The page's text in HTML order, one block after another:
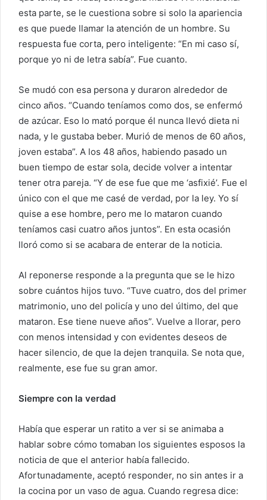
esta parte, se le cuestiona sobre si solo la apariencia
es que puede llamar la atención de un hombre. Su
respuesta fue corta, pero inteligente: “En mi caso sí,
porque yo ni de letra sabía”. Fue cuanto.
Se mudó con esa persona y duraron alrededor de
cinco años. “Cuando teníamos como dos, se enfermó
de azúcar. Eso lo mató porque él nunca llevó dieta ni
nada, y le gustaba beber. Murió de menos de 60 años,
joven estaba”. A los 48 años, habiendo pasado un
buen tiempo de estar sola, decide volver a intentar
tener otra pareja. “Y de ese fue que me ‘asfixié’. Fue el
único con el que me casé de verdad, por la ley. Yo sí
quise a ese hombre, pero me lo mataron cuando
teníamos casi cuatro años juntos”. En esta ocasión
lloró como si se acabara de enterar de la noticia.
Al reponerse responde a la pregunta que se le hizo
sobre cuántos hijos tuvo. “Tuve cuatro, dos del primer
matrimonio, uno del policía y uno del último, del que
mataron. Ese tiene nueve años”. Vuelve a llorar, pero
con menos intensidad y con evidentes deseos de
hacer silencio, de que la dejen tranquila. Se nota que,
realmente, ese fue su gran amor.
Siempre con la verdad
Había que esperar un ratito a ver si se animaba a
hablar sobre cómo tomaban los siguientes esposos la
noticia de que el anterior había fallecido.
Afortunadamente, aceptó responder, no sin antes ir a
la cocina por un vaso de agua. Cuando regresa dice: